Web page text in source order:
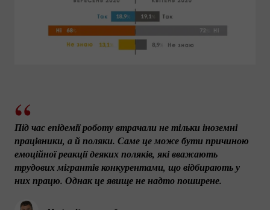
Під час епідемії роботу втрачали не тільки іноземні
працівники, а й поляки. Саме це може бути причиною
емоційної реакції деяких поляків, які вважають
трудових мігрантів конкурентами, що відбирають у
них працю. Однак це явище не надто поширене.